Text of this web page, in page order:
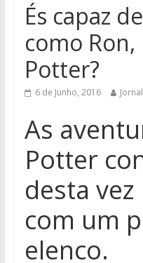
És capaz
como
Potter?
6 de Junho, 2016
As
Potter
desta
com um
elenco.